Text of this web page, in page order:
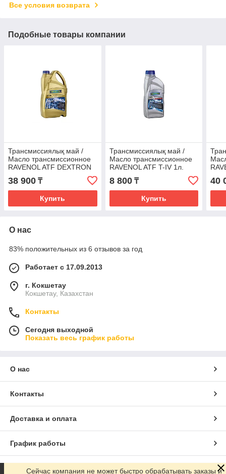
Все условия возврата
Подобные товары компании
Трансмиссиялық май /
Масло трансмиссионное
RAVENOL ATF DEXTRON
38 900 ₸
Купить
Трансмиссиялық май /
Масло трансмиссионное
RAVENOL ATF T-IV 1л.
8 800₸
Купить
40
О нас
83% положительных из 6 отзывов за год
Работает с 17.09.2013
г. Кокшетау
Кокшетау, Казахстан
Контакты
Сегодня выходной
Показать весь график работы
О нас
Контакты
Доставка и оплата
График работы
Полная версия сайта
Сейчас компания не может быстро обрабатывать заказы и